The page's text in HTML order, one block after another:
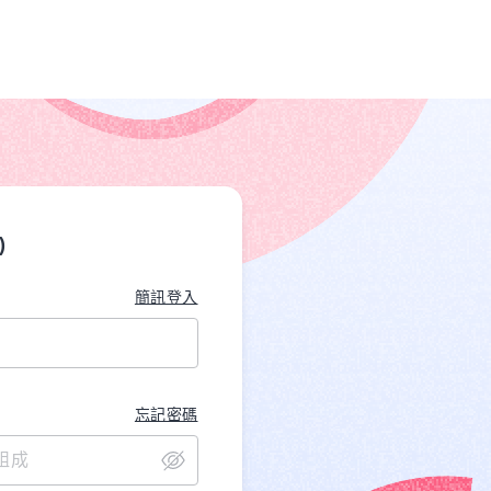
簡訊登入
忘記密碼